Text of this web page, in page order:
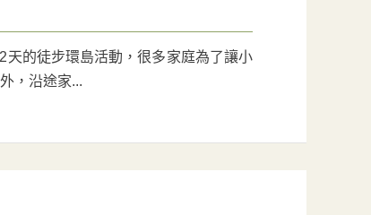
的徒步環島活動，很多家庭為了讓小
，沿途家...